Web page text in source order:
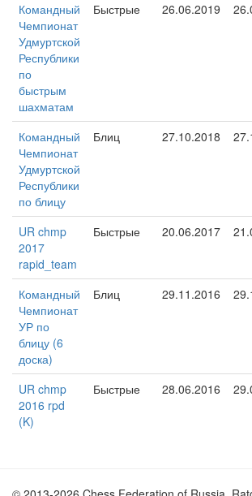
Командный
Чемпионат
Удмуртской
Республики
по
быстрым
шахматам
Быстрые 26.06.2019
Командный
Чемпионат
Удмуртской
Республики
по блицу
Блиц 27.10.2018
UR chmp
2017
rapid_team
Быстрые 20.06.2017
Командный
Чемпионат
УР по
блицу (6
доска)
Блиц 29.11.2016
UR chmp
2016 rpd
(K)
Быстрые 28.06.2016